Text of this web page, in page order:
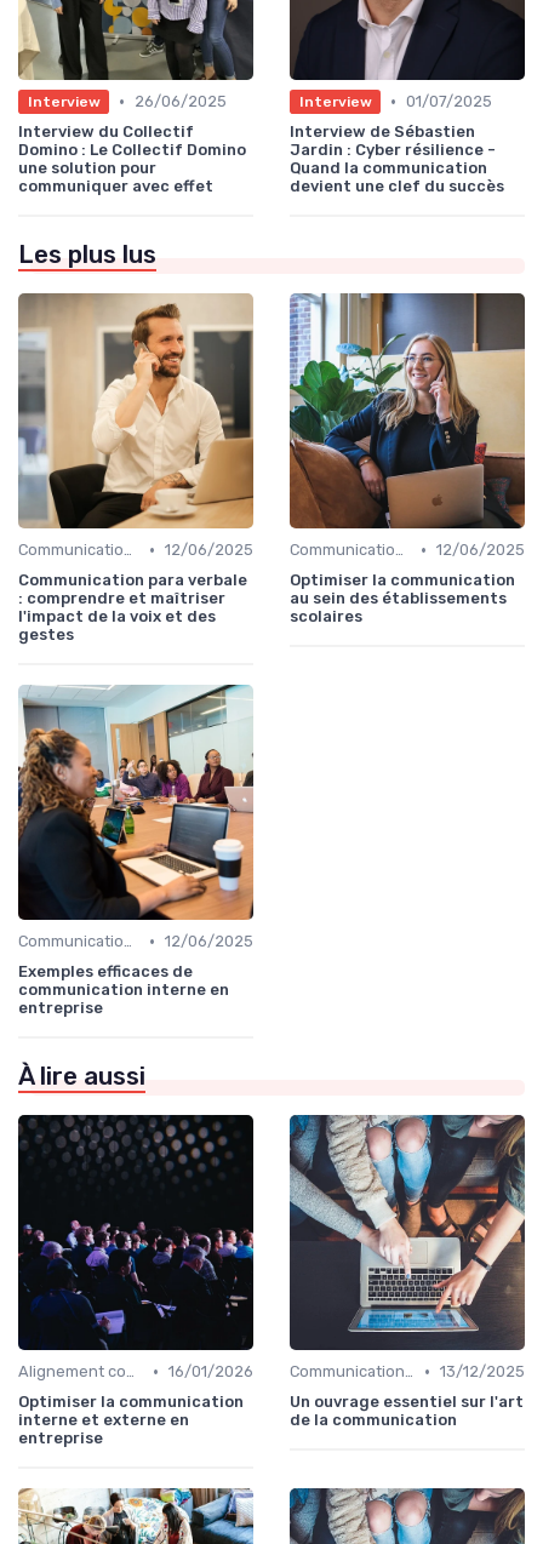
Interview •
26/06/2025
Interview du Collectif
Domino : Le Collectif Domino
une solution pour
communiquer avec effet
Interview • 01/07/2025
Interview de Sébastien
Jardin : Cyber résilience -
Quand la communication
devient une clef du succès
Les plus lus
Communication interne • 12/06/2025
Communication para verbale
: comprendre et maîtriser
l'impact de la voix et des
gestes
Communication interne • 12/06/2025
Optimiser la communication
au sein des établissements
scolaires
Communication interne • 12/06/2025
Exemples efficaces de
communication interne en
entreprise
À lire aussi
Alignement communication & stratégie business • 16/01/2026
Optimiser la communication
interne et externe en
entreprise
Communication interne • 13/12/2025
Un ouvrage essentiel sur l'art
de la communication